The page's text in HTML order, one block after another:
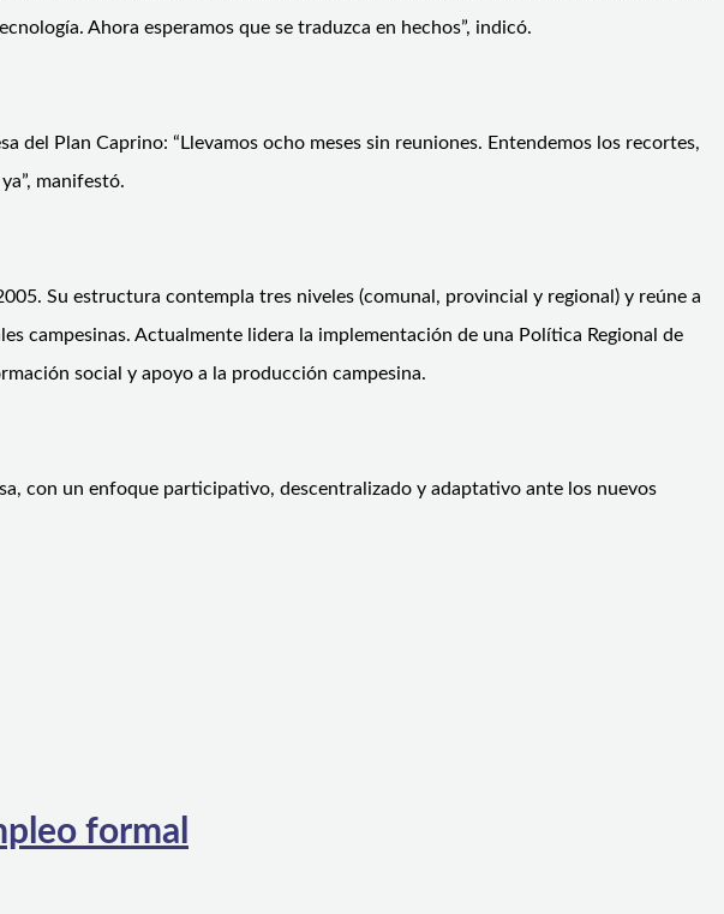
Ahora esperamos que se traduzca en hechos”, indicó.
Plan Caprino: “Llevamos ocho meses sin reuniones. Entendemos los recortes,
manifestó.
Su estructura contempla tres niveles (comunal, provincial y regional) y reúne a
campesinas. Actualmente lidera la implementación de una Política Regional de
social y apoyo a la producción campesina.
con un enfoque participativo, descentralizado y adaptativo ante los nuevos
formal